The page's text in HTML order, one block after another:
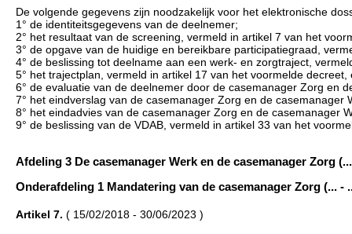
De volgende gegevens zijn noodzakelijk voor het elektronische
1° de identiteitsgegevens van de deelnemer;
2° het resultaat van de screening, vermeld in artikel 7 van het
3° de opgave van de huidige en bereikbare participatiegraad,
4° de beslissing tot deelname aan een werk- en zorgtraject,
5° het trajectplan, vermeld in artikel 17 van het voormelde
6° de evaluatie van de deelnemer door de casemanager Zorg en
7° het eindverslag van de casemanager Zorg en de
8° het eindadvies van de casemanager Zorg en de casemanager
9° de beslissing van de VDAB, vermeld in artikel 33 van het
Afdeling 3 De casemanager Werk en de casemanager Zorg
Onderafdeling 1 Mandatering van de casemanager Zorg (... -
Artikel 7. ( 15/02/2018 - 30/06/2023 )